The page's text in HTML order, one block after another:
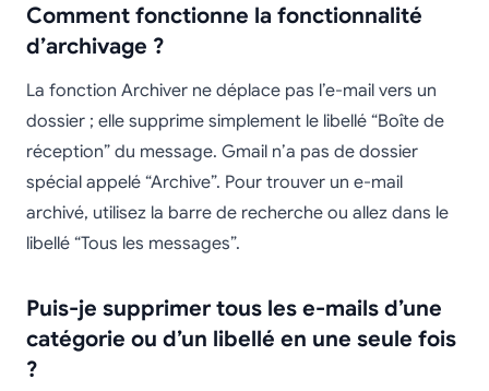
Comment fonctionne la fonctionnalité
d’archivage ?
La fonction Archiver ne déplace pas l’e-mail vers un
dossier ; elle supprime simplement le libellé “Boîte de
réception” du message. Gmail n’a pas de dossier
spécial appelé “Archive”. Pour trouver un e-mail
archivé, utilisez la barre de recherche ou allez dans le
libellé “Tous les messages”.
Puis-je supprimer tous les e-mails d’une
catégorie ou d’un libellé en une seule fois
?